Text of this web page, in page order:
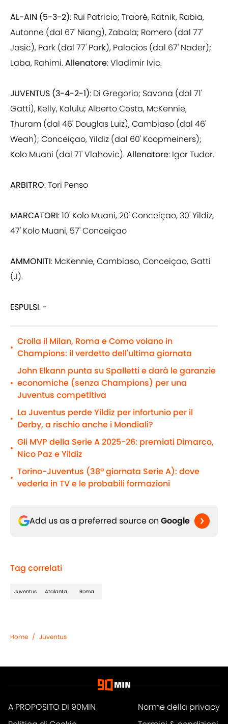
AL-AIN (5-3-2): Rui Patricio; Traoré, Ratnik, Rabia,
Autonne (dal 67' Niang), Zabala; Romero (dal 77'
Jasic), Park (dal 77' Park), Palacios (dal 67' Nader);
Laba, Rahimi.Allenatore: Vladimir Ivic.
JUVENTUS (3-4-2-1): Di Gregorio; Savona (dal 71'
Gatti), Kelly, Kalulu; Alberto Costa, McKennie,
Thuram (dal 46' Douglas Luiz), Cambiaso (dal 46'
Weah); Conceiçao, Yildiz (dal 60' Koopmeiners);
Kolo Muani (dal 71' Vlahovic).Allenatore: Igor Tudor.
ARBITRO: Tori Penso
MARCATORI: 10' Kolo Muani, 20' Conceiçao, 30' Yildiz,
47' Kolo Muani, 57' Conceiçao
AMMONITI: McKennie, Cambiaso, Conceiçao, Gatti
(J).
ESPULSI: -
•
Crolla il Milan, Roma e Como volano in
Champions: il verdetto dell'ultima giornata
•
John Elkann punta su Spalletti e darà le garanzie
economiche (senza Champions) per una
Juventus competitiva
•
La Juventus perde Yildiz per infortunio per il
Derby, a rischio anche i Mondiali?
•
Gli MVP della Serie A 2025-26: premiati Dimarco,
Nico Paz e Yildiz
•
Torino-Juventus (38ª giornata Serie A): dove
vederla in TV e le probabili formazioni
Add us as a preferred source on Google
Tag correlati
Juventus Atalanta Roma
Home / Juventus
A PROPOSITO DI 90MIN
Norme della privacy